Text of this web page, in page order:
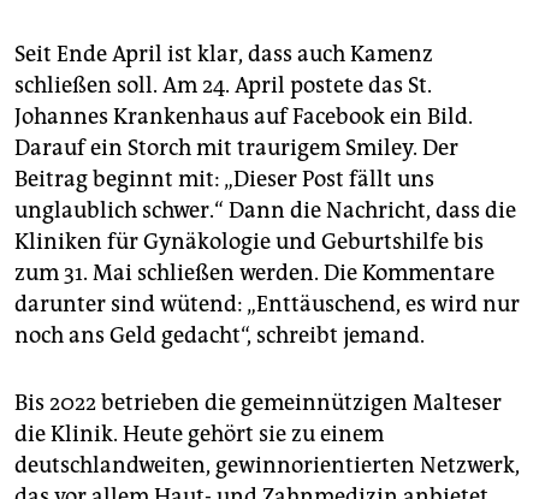
Seit Ende April ist klar, dass auch Kamenz
schließen soll. Am 24. April postete das St.
Johannes Krankenhaus auf Facebook ein Bild.
Darauf ein Storch mit traurigem Smiley. Der
Beitrag beginnt mit: „Dieser Post fällt uns
unglaublich schwer.“ Dann die Nachricht, dass die
Kliniken für Gynäkologie und Geburtshilfe bis
zum 31. Mai schließen werden. Die Kommentare
darunter sind wütend: „Enttäuschend, es wird nur
noch ans Geld gedacht“, schreibt jemand.
Bis 2022 betrieben die gemeinnützigen Malteser
die Klinik. Heute gehört sie zu einem
deutschlandweiten, gewinnorientierten Netzwerk,